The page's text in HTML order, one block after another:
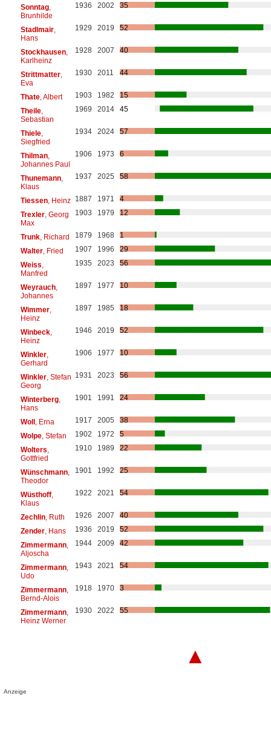
Sonntag,
Brunhilde
1936 2002 35
Stadlmair,
Hans
1929 2019 52
Stockhausen,
Karlheinz
1928 2007 40
Strittmatter,
Eva
1930 2011 44
Thate, Albert 1903 1982
15
Theile,
Sebastian
1969 2014 45
Thiele,
Siegfried
1934 2024 57
Thilman,
Johannes Paul
1906 1973 6
Thunemann,
Klaus
1937 2025 58
Tiessen, Heinz 1887 1971
4
Trexler, Georg
Max
1903 1979 12
Trunk, Richard 1879 1968
1
Walter, Fried 1907 1996
29
Weiss
Manfred
1935 2023 56
Weyrauch,
Johannes
1897 1977 10
Wimmer,
Heinz
1897 1985 18
Winbeck,
Heinz
1946 2019 52
Winkler,
Gerhard
1906 1977 10
Winkler, Stefan
Georg
1931 2023 56
Winterberg,
Hans
1901 1991 24
Woll, Erna 1917 2005
38
Wolpe, Stefan 1902 1972
5
Wolters
Gottfried
1910 1989 22
Wünschmann,
Theodor
1901 1992 25
Wüsthoff,
Klaus
1922 2021 54
Zechlin, Ruth 1926 2007
40
Zender, Hans 1936 2019
52
Zimmermann,
Aljoscha
1944 2009 42
Zimmermann,
Udo
1943 2021 54
Zimmermann,
Bernd-Alois
1918 1970 3
Zimmermann,
Heinz Werner
1930 2022 55
▲
Anzeige